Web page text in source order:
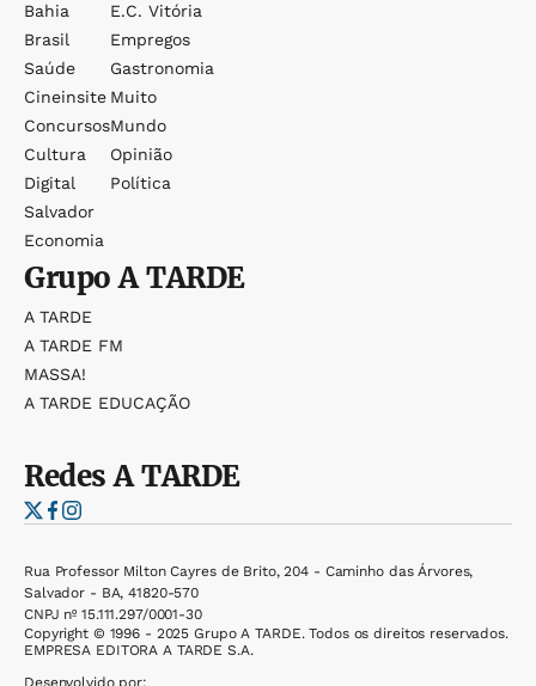
Bahia
Brasil
Saúde
Cineinsite
Concursos
Cultura
Digital
Salvador
Economia
E.c. Vitória
Empregos
Gastronomia
Muito
Mundo
Opinião
Política
GrupoA TARDE
A TARDE
A TARDE FM
MASSA!
A TARDE EDUCAÇÃO
RedesA TARDE
Rua Professor Milton Cayres de Brito, 204 - Caminho das Árvores,
Salvador - BA, 41820-570
CNPJ nº 15.111.297/0001-30
Copyright © 1996 - 2025 Grupo A TARDE. Todos os direitos reservados.
EMPRESA EDITORA A TARDE S.A.
Desenvolvido por: